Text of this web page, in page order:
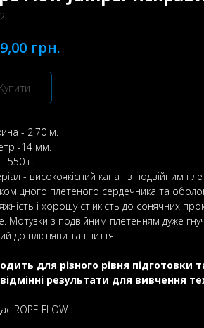
грн.
Купити
- 2,70 м.
-14 мм.
550 г.
- високоякісний канат з подвійним
плетеного сердечника та
і хорошу стійкість до сонячних
Мотузки з подвійним плетенням дуже
до плісняви ​​та гниття.
для різного рівня підготовки
результати для вивчення
ROPE FLOW :